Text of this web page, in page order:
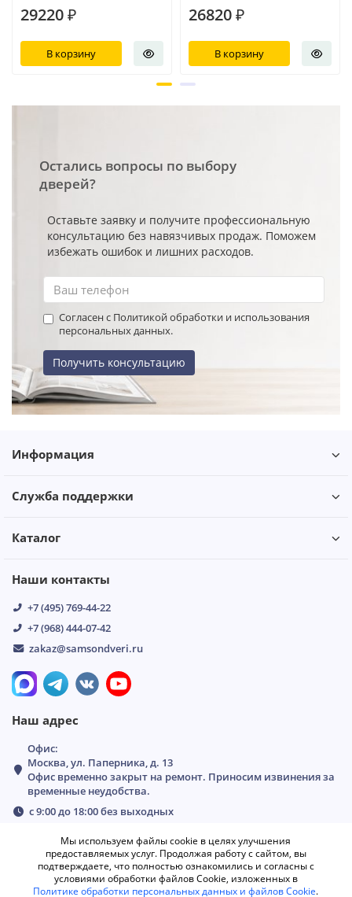
29220 ₽
В корзину
26820 ₽
В корзину
Остались вопросы по выбору
дверей?
Оставьте заявку и получите профессиональную
консультацию без навязчивых продаж. Поможем
избежать ошибок и лишних расходов.
Согласен с Политикой обработки и использования
персональных данных.
Получить консультацию
Информация
Служба поддержки
Каталог
Наши контакты
+7 (495) 769-44-22
+7 (968) 444-07-42
zakaz@samsondveri.ru
Наш адрес
Офис:
Москва, ул. Паперника, д. 13
Офис временно закрыт на ремонт. Приносим извинения за
временные неудобства.
с 9:00 до 18:00 без выходных
Мы используем файлы cookie в целях улучшения
предоставляемых услуг. Продолжая работу с сайтом, вы
подтверждаете, что полностью ознакомились и согласны с
условиями обработки файлов Cookie, изложенных в
Политике обработки персональных данных и файлов Cookie.